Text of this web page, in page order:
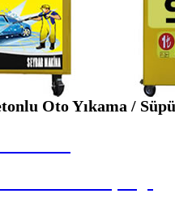
Oto Yıkama /